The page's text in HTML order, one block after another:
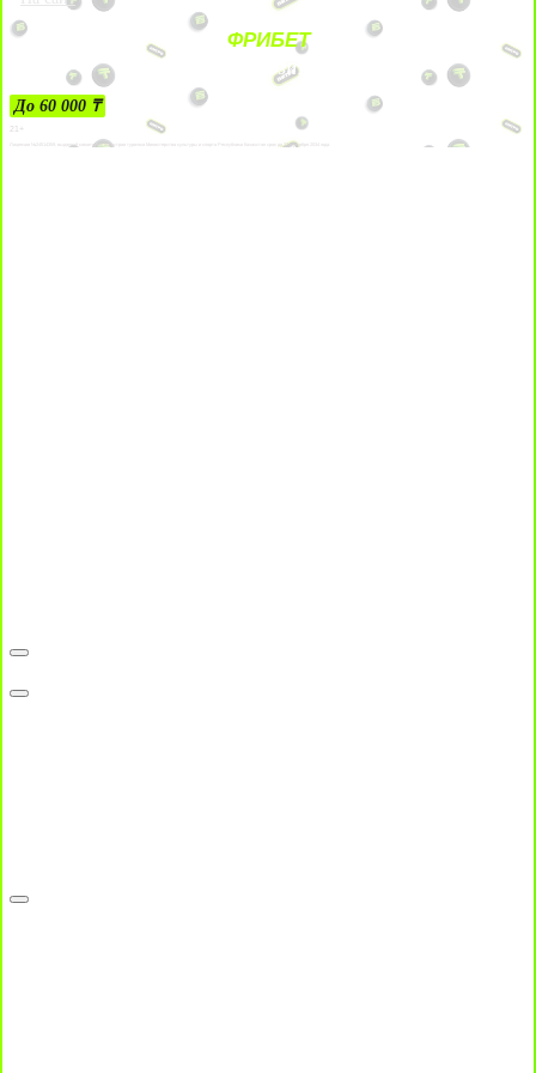
ФРИБЕТ
ЗА ДЕПОЗИТЫ
До 60 000 ₸
21+
Лицензии №24514359, выданной комитетом индустрии туризма Министерства культуры и спорта Республики Казахстан срок до 27 сентября 2034 года.